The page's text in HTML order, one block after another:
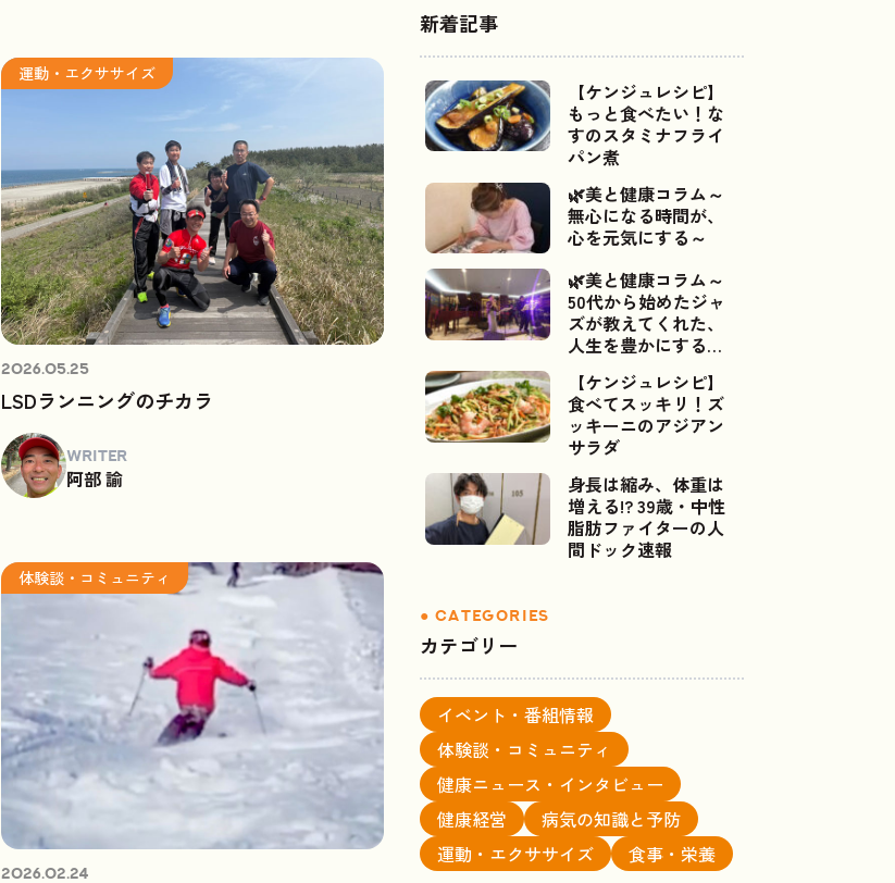
運動・エクササイズ
2026.05.25
LSDランニングのチカラ
WRITER
阿部 諭
体験談・コミュニティ
2026.02.24
新着記事
【ケンジュレシピ】
もっと食べたい！な
すのスタミナフライ
パン煮
🌿美と健康コラム～
無心になる時間が、
心を元気にする～
🌿美と健康コラム～
50代から始めたジャ
ズが教えてくれた、
人生を豊かにするご
【ケンジュレシピ】
食べてスッキリ！ズ
ッキーニのアジアン
サラダ
身長は縮み、体重は
増える!? 39歳・中性
脂肪ファイターの人
間ドック速報
カテゴリー
イベント・番組情報
体験談・コミュニティ
健康ニュース・インタビュー
健康経営
病気の知識と予防
運動・エクササイズ
食事・栄養